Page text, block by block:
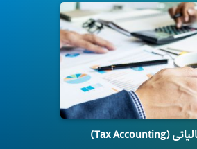
حسابداری مالیاتی (Tax Accounting)